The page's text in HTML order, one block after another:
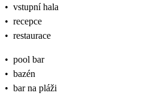
• vstupní hala
• recepce
• restaurace
• pool bar
• bazén
• bar na pláži